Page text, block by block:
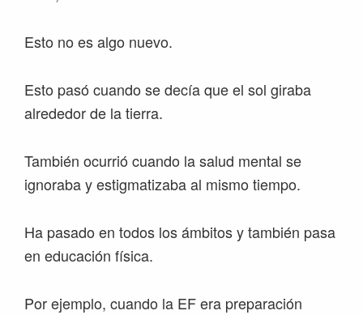
Esto no es algo nuevo.
Esto pasó cuando se decía que el sol giraba
alrededor de la tierra.
También ocurrió cuando la salud mental se
ignoraba y estigmatizaba al mismo tiempo.
Ha pasado en todos los ámbitos y también pasa
en educación física.
Por ejemplo, cuando la EF era preparación